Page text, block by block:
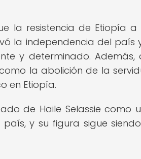
la resistencia de Etiopía a
la independencia del país
y determinado. Además,
la abolición de la
en Etiopía.
de Haile Selassie como
y su figura sigue